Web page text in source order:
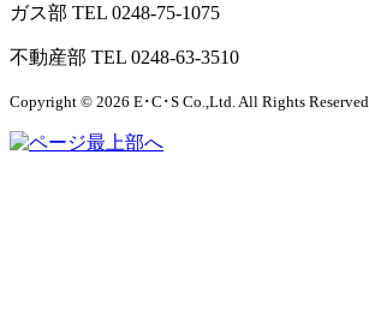
ガス部 TEL 0248-75-1075
不動産部 TEL 0248-63-3510
Copyright © 2026 E･C･S Co.,Ltd. All Rights Reserved.